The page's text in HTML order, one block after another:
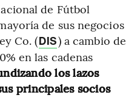
de Fútbol
de sus negocios
Co. (DIS) a cambio de
en las cadenas
los lazos
principales socios